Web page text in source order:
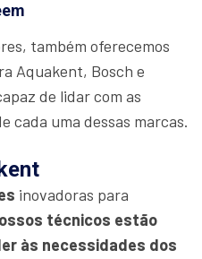
também oferecemos
Aquakent, Bosch e
de lidar com as
cada uma dessas marcas.
inovadoras para
técnicos estão
às necessidades dos